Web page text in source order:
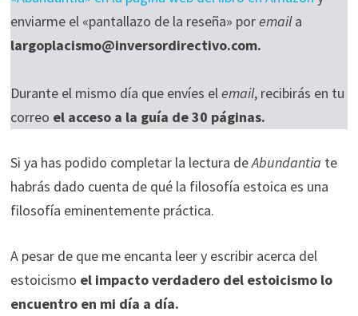
enviarme el «pantallazo de la reseña» poremaila
largoplacismo@inversordirectivo.com.
Durante el mismo día que envíes elemail, recibirás en tu
correo el acceso a la guía de 30 páginas.
Si ya has podido completar la lectura deAbundantia te
habrás dado cuenta de qué la filosofía estoica es una
filosofía eminentemente práctica.
A pesar de que me encanta leer y escribir acerca del
estoicismo el impacto verdadero del estoicismo lo
encuentro en mi día a día.
Necesarias
Estas
son
opcionales.
Son
para que
funcione la
web.
Estadísticas
Para que
podamos